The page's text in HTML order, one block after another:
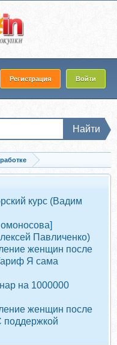
Регистрация Войти
Найти
Photoshop. Экспресс ретушь
курс (Вадим
Павличенко)
женщин после
Я сама
на 1000000
женщин после
поддержкой